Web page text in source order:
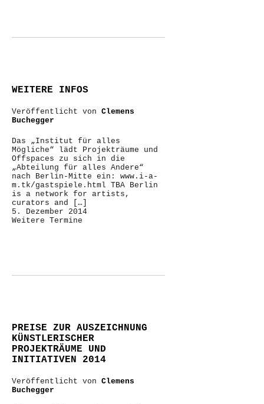
WEITERE INFOS
Veröffentlicht von Clemens
Buchegger
Das „Institut für alles
Mögliche“ lädt Projekträume und
Offspaces zu sich in die
„Abteilung für alles Andere“
nach Berlin-Mitte ein: www.i-a-
m.tk/gastspiele.html TBA Berlin
is a network for artists,
curators and […]
5. Dezember 2014
Weitere Termine
PREISE ZUR AUSZEICHNUNG
KÜNSTLERISCHER
PROJEKTRÄUME UND
INITIATIVEN 2014
Veröffentlicht von Clemens
Buchegger